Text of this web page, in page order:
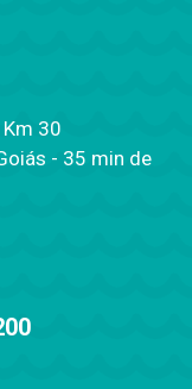
30
- 35 min de